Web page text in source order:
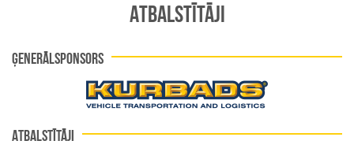
ATBALSTĪTĀJI
ĢENERĀLSPONSORS
ATBALSTĪTĀJI